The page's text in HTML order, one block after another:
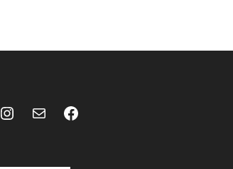
Instagram
Mail Celebes Today Social Media